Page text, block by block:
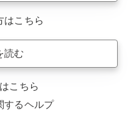
はこちら
読む
こちら
するヘルプ